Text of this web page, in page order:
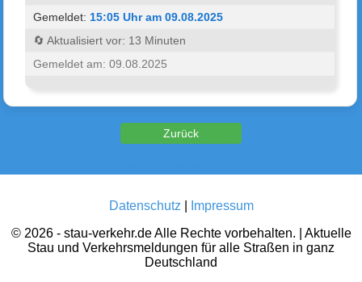
Gemeldet: 15:05 Uhr am 09.08.2025
🔄 Aktualisiert vor: 13 Minuten
Gemeldet am: 09.08.2025
Datenschutz
Impressum
© 2026 - stau-verkehr.de Alle Rechte vorbehalten. | Aktuelle
Stau und Verkehrsmeldungen für alle Straßen in ganz
Deutschland